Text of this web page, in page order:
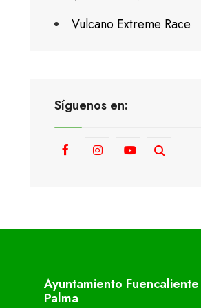
Vulcano Extreme Race
Síguenos en:
Ayuntamiento
Palma